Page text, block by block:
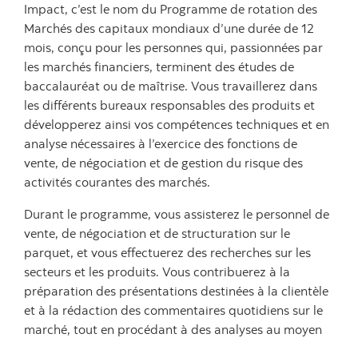
Impact, c’est le nom du Programme de rotation des
Marchés des capitaux mondiaux d’une durée de 12
mois, conçu pour les personnes qui, passionnées par
les marchés financiers, terminent des études de
baccalauréat ou de maîtrise. Vous travaillerez dans
les différents bureaux responsables des produits et
développerez ainsi vos compétences techniques et en
analyse nécessaires à l’exercice des fonctions de
vente, de négociation et de gestion du risque des
activités courantes des marchés.
Durant le programme, vous assisterez le personnel de
vente, de négociation et de structuration sur le
parquet, et vous effectuerez des recherches sur les
secteurs et les produits. Vous contribuerez à la
préparation des présentations destinées à la clientèle
et à la rédaction des commentaires quotidiens sur le
marché, tout en procédant à des analyses au moyen